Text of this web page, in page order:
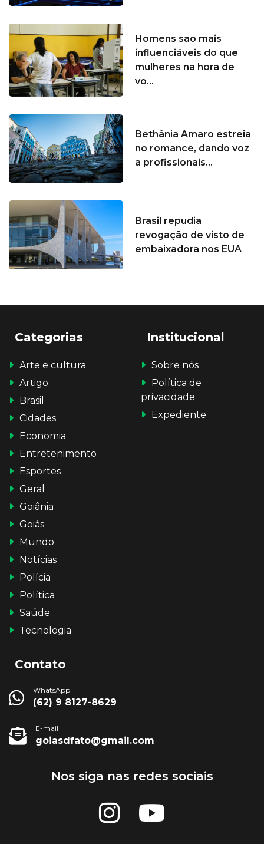
Homens são mais
influenciáveis do que
mulheres na hora de
vo...
Bethânia Amaro estreia
no romance, dando voz
a profissionais...
Brasil repudia
revogação de visto de
embaixadora nos EUA
Categorias
Arte e cultura
Artigo
Brasil
Cidades
Economia
Entretenimento
Esportes
Geral
Goiânia
Goiás
Mundo
Notícias
Polícia
Política
Saúde
Tecnologia
Institucional
Sobre nós
Política de
privacidade
Expediente
Contato
WhatsApp
(62) 9 8127-8629
E-mail
goiasdfato@gmail.com
Nos siga nas redes sociais